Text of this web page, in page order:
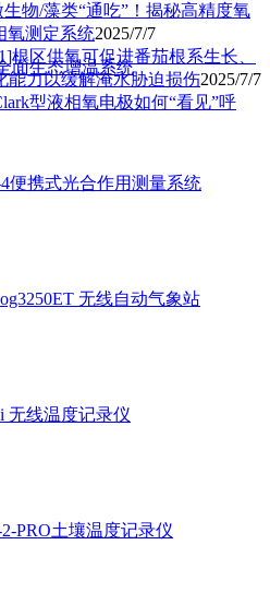
面生态增温系统
便携式光合作用测量系统
无线自动气象站
无线温度记录仪
PRO土壤温度记录仪
物/藻类“通吃”！揭秘高精度氧
氧测定系统2025/7/7
根区供氧可促进番茄根系生长、
能力以缓解淹水胁迫损伤2025/7/7
型液相氧电极如何“看见”呼